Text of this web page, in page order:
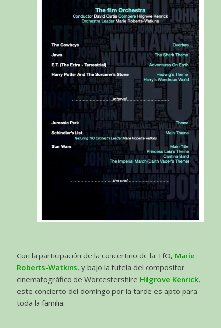
Con la participación de la concertino de la TfO, Marie
Roberts-Watkins, y bajo la tutela del compositor
cinematográfico de Worcestershire Hilgrove Kenrick,
este concierto del domingo por la tarde es apto para
toda la familia.